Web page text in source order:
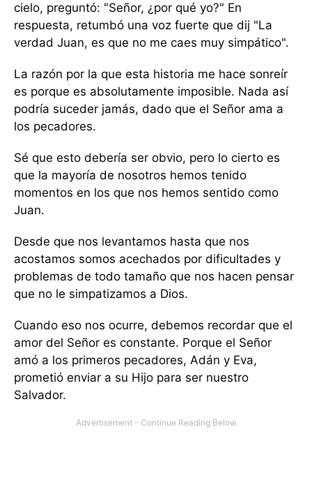
cielo, preguntó: "Señor, ¿por qué yo?" En
respuesta, retumbó una voz fuerte que dij "La
verdad Juan, es que no me caes muy simpático".
La razón por la que esta historia me hace sonreír
es porque es absolutamente imposible. Nada así
podría suceder jamás, dado que el Señor ama a
los pecadores.
Sé que esto debería ser obvio, pero lo cierto es
que la mayoría de nosotros hemos tenido
momentos en los que nos hemos sentido como
Juan.
Desde que nos levantamos hasta que nos
acostamos somos acechados por dificultades y
problemas de todo tamaño que nos hacen pensar
que no le simpatizamos a Dios.
Cuando eso nos ocurre, debemos recordar que el
amor del Señor es constante. Porque el Señor
amó a los primeros pecadores, Adán y Eva,
prometió enviar a su Hijo para ser nuestro
Salvador.